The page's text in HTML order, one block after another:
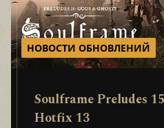
НОВОСТИ ОБНОВЛЕНИЙ
Soulframe Preludes
Hotfix 13